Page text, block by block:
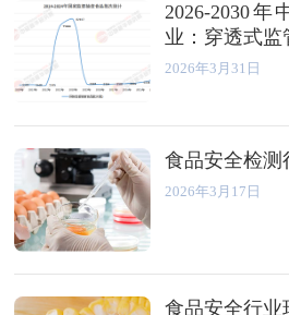
2026-2030
业：穿透式监
2026年3月31日
食品安全检测
2026年3月17日
食品安全行业